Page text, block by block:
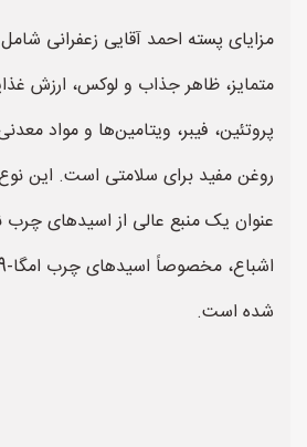
مزایای پسته احمد آقایی زعفرانی
متمایز، ظاهر جذاب و لوکس، ارزش
پروتئین، فیبر، ویتامین‌ها و مواد
روغن مفید برای سلامتی است. این
عنوان یک منبع عالی از اسیدهای چرب
شده است.